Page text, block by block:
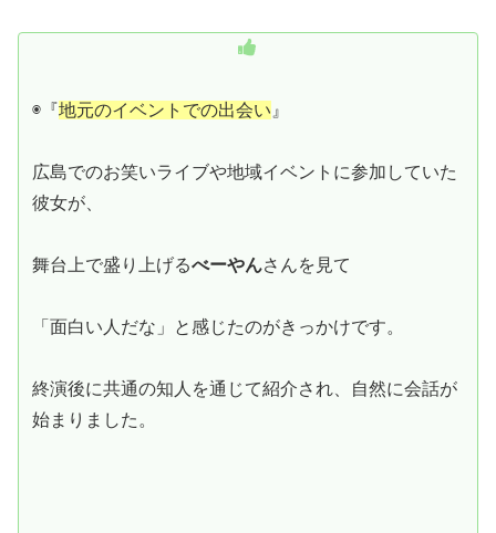
◉『地元のイベントでの出会い 』
広島でのお笑いライブや地域イベントに参加していた
彼女が、
舞台上で盛り上げるべーやんさんを見て
「面白い人だな」と感じたのがきっかけです。
終演後に共通の知人を通じて紹介され、自然に会話が
始まりました。